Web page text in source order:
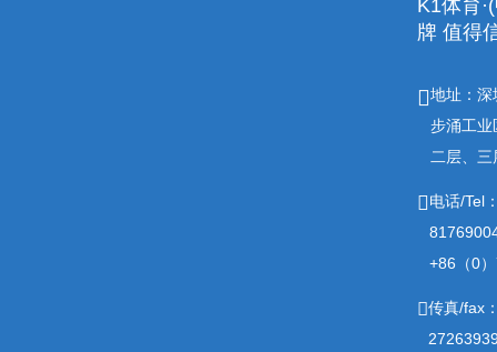
K1体育
牌 值得
地址：深
步涌工业
二层、
电话/Tel
+86（0
传真/fax